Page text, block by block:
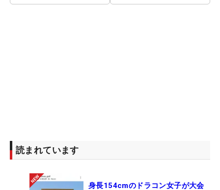
読まれています
身長154cmのドラコン女子が大会